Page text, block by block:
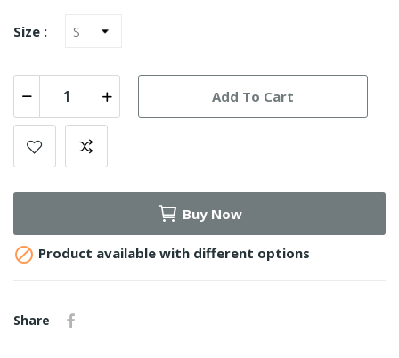
Size :
Add To Cart
Buy Now
 Product available with different options
Share